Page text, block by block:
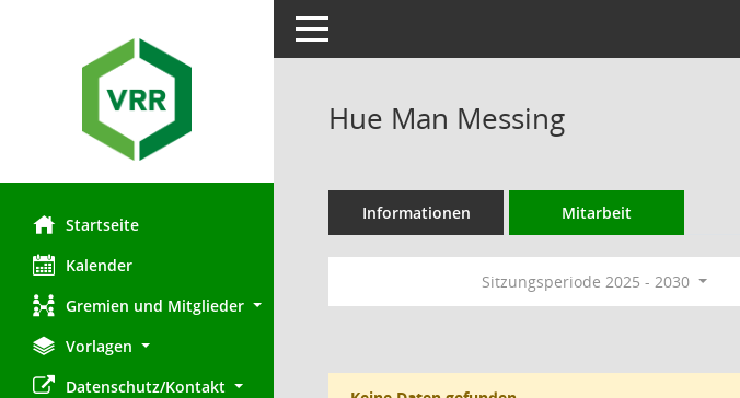
Startseite
Kalender
Gremien und Mitglieder
Vorlagen
Datenschutz/Kontakt
Toggle navigation
Hue Man Messing
Informationen Mitarbeit
Sitzungsperiode 2025 - 2030